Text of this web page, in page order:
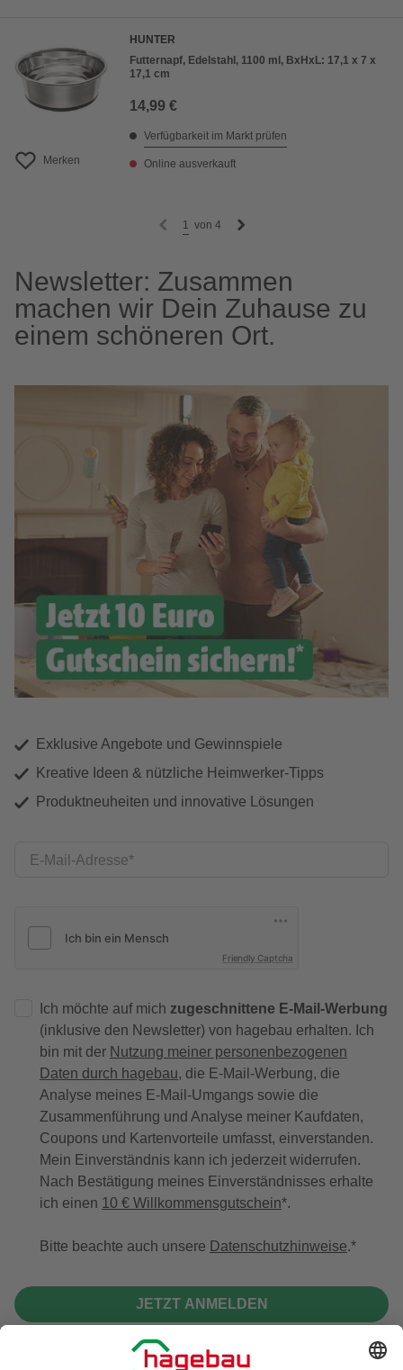
Merken
HUNTER
Futternapf, Edelstahl, 1100 ml, BxHxL: 17,1 x 7 x
17,1 cm
14,99 €
Verfügbarkeit im Markt prüfen
Online ausverkauft
1 von 4
Newsletter: Zusammen
machen wir Dein Zuhause zu
einem schöneren Ort.
Exklusive Angebote und Gewinnspiele
Kreative Ideen & nützliche Heimwerker-Tipps
Produktneuheiten und innovative Lösungen
E-Mail-Adresse
Friendly Captcha
Ich möchte auf mich zugeschnittene E-Mail-Werbung
(inklusive den Newsletter) von hagebau erhalten. Ich
bin mit der Nutzung meiner personenbezogenen
Daten durch hagebau, die E-Mail-Werbung, die
Analyse meines E-Mail-Umgangs sowie die
Zusammenführung und Analyse meiner Kaufdaten,
Coupons und Kartenvorteile umfasst, einverstanden.
Mein Einverständnis kann ich jederzeit widerrufen.
Nach Bestätigung meines Einverständnisses erhalte
ich einen 10 € Willkommensgutschein*.
Bitte beachte auch unsere Datenschutzhinweise.
JETZT ANMELDEN